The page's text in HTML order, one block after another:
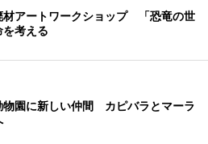
材アートワークショップ 「恐竜の世
考える
物園に新しい仲間 カピバラとマーラ